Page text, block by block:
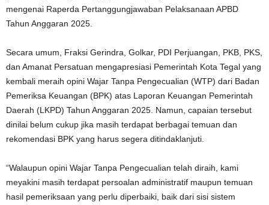
mengenai Raperda Pertanggungjawaban Pelaksanaan APBD
Tahun Anggaran 2025.
Secara umum, Fraksi Gerindra, Golkar, PDI Perjuangan, PKB, PKS,
dan Amanat Persatuan mengapresiasi Pemerintah Kota Tegal yang
kembali meraih opini Wajar Tanpa Pengecualian (WTP) dari Badan
Pemeriksa Keuangan (BPK) atas Laporan Keuangan Pemerintah
Daerah (LKPD) Tahun Anggaran 2025. Namun, capaian tersebut
dinilai belum cukup jika masih terdapat berbagai temuan dan
rekomendasi BPK yang harus segera ditindaklanjuti.
“Walaupun opini Wajar Tanpa Pengecualian telah diraih, kami
meyakini masih terdapat persoalan administratif maupun temuan
hasil pemeriksaan yang perlu diperbaiki, baik dari sisi sistem